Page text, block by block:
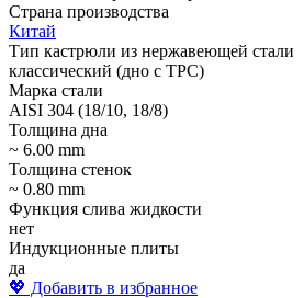
Страна производства
Китай
Тип кастрюли из нержавеющей стали
классический (дно с ТРС)
Марка стали
AISI 304 (18/10, 18/8)
Толщина дна
~ 6.00 mm
Толщина стенок
~ 0.80 mm
Функция слива жидкости
нет
Индукционные плиты
да
💖 Добавить в избранное